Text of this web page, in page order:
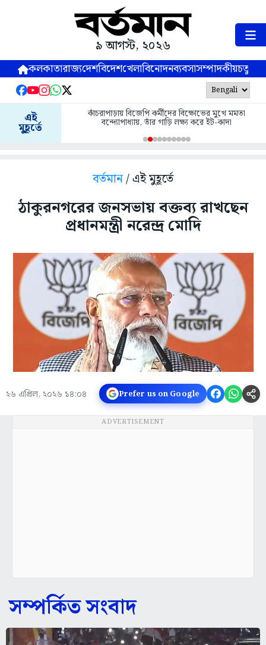
৯ আগস্ট, ২০২৬
কলকাতারাজ্যদেশবিদেশখেলাবিনোদনব্যবসাসম্পাদকীয়
এই
মুহূর্তে
কাঁচরাপাড়ায় বিজেপি কর্মীদের বিক্ষোভের মুখে মমতা
বন্দ্যোপাধ্যায়, তাঁর গাড়ি লক্ষ্য করে ইট-কাদা
বর্তমান/ এই মুহূর্তে
ঠাকুরনগরের জনসভায় বক্তব্য রাখছেন
প্রধানমন্ত্রী নরেন্দ্র মোদি
২৬ এপ্রিল, ২০২৬ ১৪:০৪ Prefer us on Google
ADVERTISEMENT
সম্পর্কিত সংবাদ